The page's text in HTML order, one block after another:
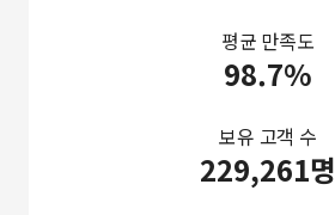
평균 만족도
98.7%
보유 고객 수
229,261명